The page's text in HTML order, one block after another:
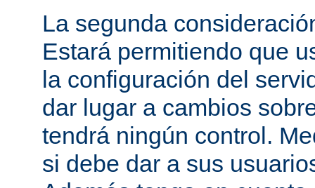
La segunda
Estará permitiendo que
la configuración del
dar lugar a cambios
tendrá ningún control.
si debe dar a sus